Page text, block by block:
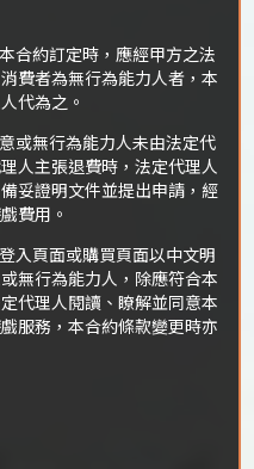
合約訂定時，應經甲方之法
費者為無行為能力人者，本
代為之。
或無行為能力人未由法定代
人主張退費時，法定代理人
妥證明文件並提出申請，經
費用。
入頁面或購買頁面以中文明
無行為能力人，除應符合本
代理人閱讀、瞭解並同意本
服務，本合約條款變更時亦